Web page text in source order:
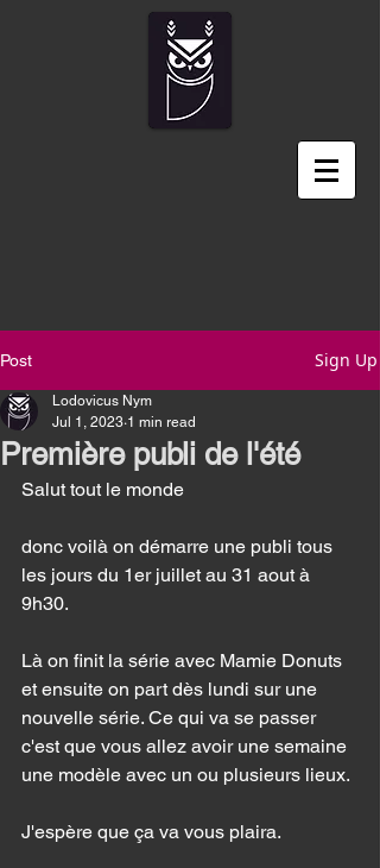
Post Sign Up
Première publi de l'été
Lodovicus Nym
Jul 1, 2023 1 min read
Salut tout le monde
donc voilà on démarre une publi tous
les jours du 1er juillet au 31 aout à
9h30.
Là on finit la série avec Mamie Donuts
et ensuite on part dès lundi sur une
nouvelle série. Ce qui va se passer
c'est que vous allez avoir une semaine
une modèle avec un ou plusieurs lieux.
J'espère que ça va vous plaira.